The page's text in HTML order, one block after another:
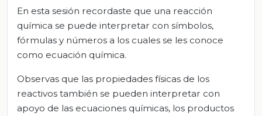
En esta sesión recordaste que una reacción
química se puede interpretar con símbolos,
fórmulas y números a los cuales se les conoce
como ecuación química.
Observas que las propiedades físicas de los
reactivos también se pueden interpretar con
apoyo de las ecuaciones químicas, los productos